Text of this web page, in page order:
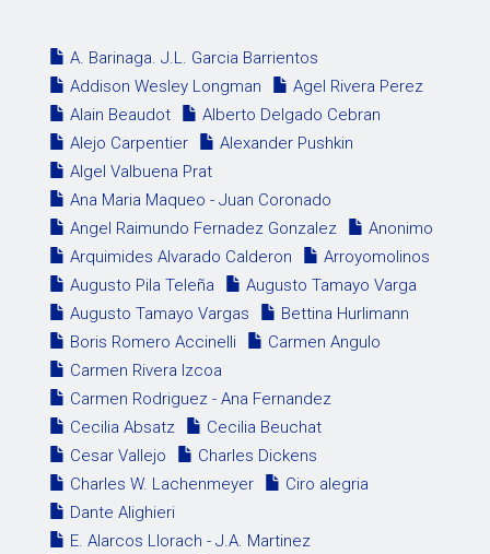
A. Barinaga. J.L. Garcia Barrientos
Addison Wesley Longman
Agel Rivera Perez
Alain Beaudot
Alberto Delgado Cebran
Alejo Carpentier
Alexander Pushkin
Algel Valbuena Prat
Ana Maria Maqueo - Juan Coronado
Angel Raimundo Fernadez Gonzalez
Anonimo
Arquimides Alvarado Calderon
Arroyomolinos
Augusto Pila Teleña
Augusto Tamayo Varga
Augusto Tamayo Vargas
Bettina Hurlimann
Boris Romero Accinelli
Carmen Angulo
Carmen Rivera Izcoa
Carmen Rodriguez - Ana Fernandez
Cecilia Absatz
Cecilia Beuchat
Cesar Vallejo
Charles Dickens
Charles W. Lachenmeyer
Ciro alegria
Dante Alighieri
E. Alarcos Llorach - J.A. Martinez